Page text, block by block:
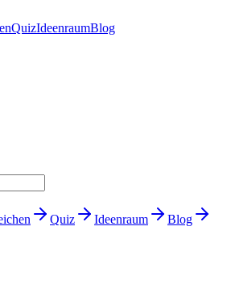
QuizIdeenraumBlog
Quiz Ideenraum
Blog